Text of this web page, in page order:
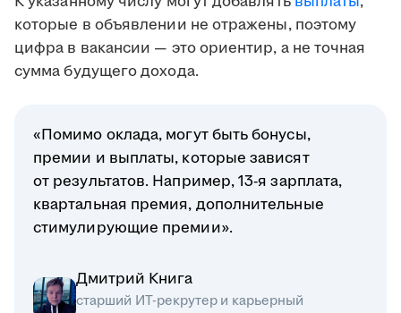
которые в объявлении не отражены, поэтому
цифра в вакансии — это ориентир, а не точная
сумма будущего дохода.
«Помимо оклада, могут быть бонусы,
премии и выплаты, которые зависят
от результатов. Например, 13-я зарплата,
квартальная премия, дополнительные
стимулирующие премии».
Дмитрий Книга
старший ИТ-рекрутер и карьерный